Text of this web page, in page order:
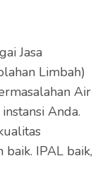
Jasa
Limbah)
Air
Anda.
IPAL baik,